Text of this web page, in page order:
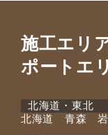
施工エリ
ポートエ
北海道・東北
北海道 青森